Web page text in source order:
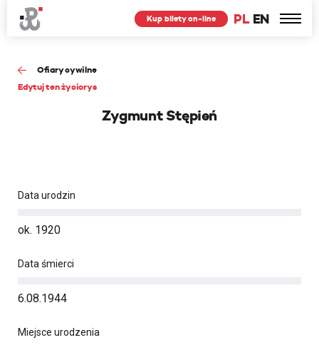
PL EN
Kup bilety on-line
Ofiary cywilne
Edytuj ten życiorys
Zygmunt Stępień
Data urodzin
ok. 1920
Data śmierci
6.08.1944
Miejsce urodzenia